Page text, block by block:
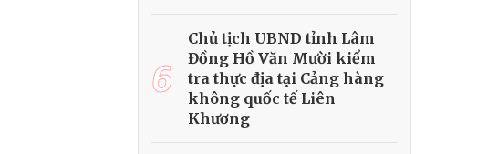
6
Chủ tịch UBND tỉnh Lâm
Đồng Hồ Văn Mười kiểm
tra thực địa tại Cảng hàng
không quốc tế Liên
Khương